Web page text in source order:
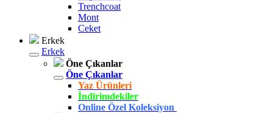
Trenchcoat
Mont
Ceket
Erkek
Erkek
Öne Çıkanlar
Öne Çıkanlar
Yaz Ürünleri
İndirimdekiler
Online Özel Koleksiyon